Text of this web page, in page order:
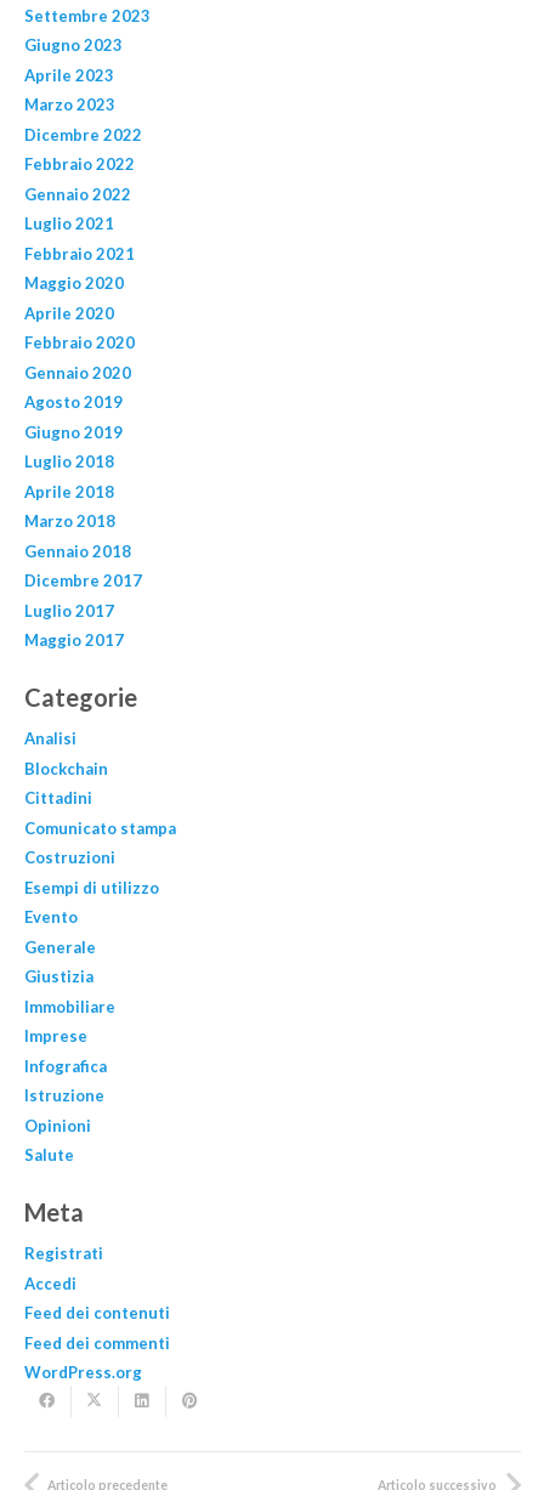
Settembre 2023
Giugno 2023
Aprile 2023
Marzo 2023
Dicembre 2022
Febbraio 2022
Gennaio 2022
Luglio 2021
Febbraio 2021
Maggio 2020
Aprile 2020
Febbraio 2020
Gennaio 2020
Agosto 2019
Giugno 2019
Luglio 2018
Aprile 2018
Marzo 2018
Gennaio 2018
Dicembre 2017
Luglio 2017
Maggio 2017
Categorie
Analisi
Blockchain
Cittadini
Comunicato stampa
Costruzioni
Esempi di utilizzo
Evento
Generale
Giustizia
Immobiliare
Imprese
Infografica
Istruzione
Opinioni
Salute
Meta
Registrati
Accedi
Feed dei contenuti
Feed dei commenti
WordPress.org
Articolo precedente Articolo successivo